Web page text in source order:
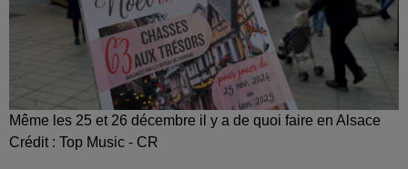
Même les 25 et 26 décembre il y a de quoi faire en Alsace
Crédit : Top Music - CR